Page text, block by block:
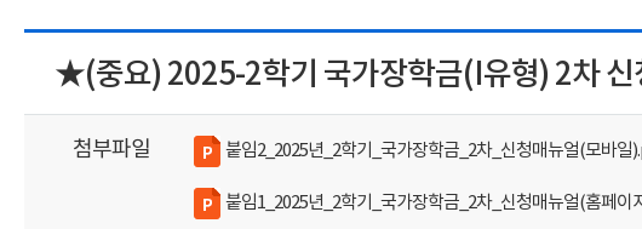
★(중요) 2025-2학기 국가장학금(I유형) 2차
첨부파일 붙임2_2025년_2학기_국가장학금_2차_신청매뉴얼(모바일
붙임1_2025년_2학기_국가장학금_2차_신청매뉴얼(홈페이